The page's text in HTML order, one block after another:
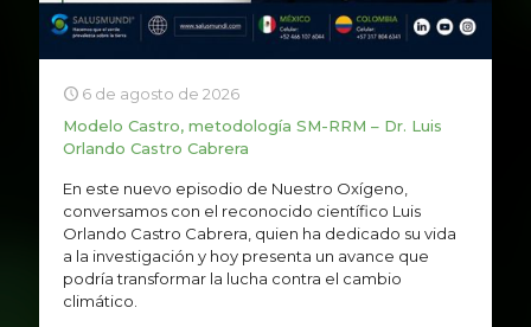
6 de agosto de 2026
Modelo Castro, metodología SM-RRM – Dr. Luis
Orlando Castro Cabrera
En este nuevo episodio de Nuestro Oxígeno,
conversamos con el reconocido científico Luis
Orlando Castro Cabrera, quien ha dedicado su vida
a la investigación y hoy presenta un avance que
podría transformar la lucha contra el cambio
climático.